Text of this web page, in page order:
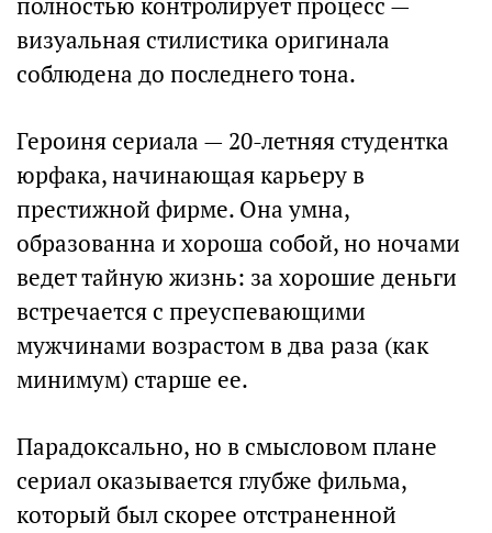
полностью контролирует процесс —
визуальная стилистика оригинала
соблюдена до последнего тона.
Героиня сериала — 20-летняя студентка
юрфака, начинающая карьеру в
престижной фирме. Она умна,
образованна и хороша собой, но ночами
ведет тайную жизнь: за хорошие деньги
встречается с преуспевающими
мужчинами возрастом в два раза (как
минимум) старше ее.
Парадоксально, но в смысловом плане
сериал оказывается глубже фильма,
который был скорее отстраненной